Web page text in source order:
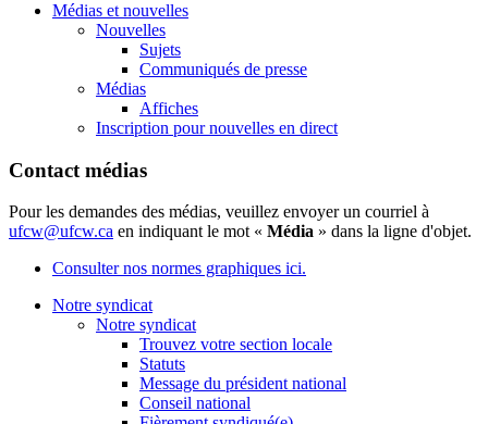
Médias et nouvelles
Nouvelles
Sujets
Communiqués de presse
Médias
Affiches
Inscription pour nouvelles en direct
Contact médias
Pour les demandes des médias, veuillez envoyer un courriel à
ufcw@ufcw.ca en indiquant le mot « Média » dans la ligne d'objet.
Consulter nos normes graphiques ici.
Notre syndicat
Notre syndicat
Trouvez votre section locale
Statuts
Message du président national
Conseil national